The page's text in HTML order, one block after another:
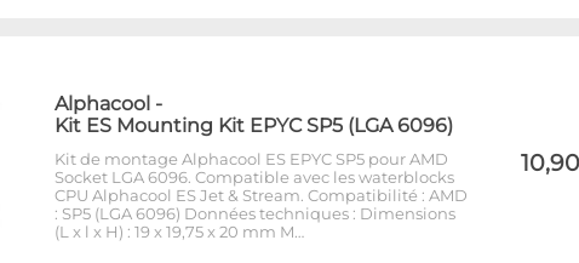
Alphacool -
Kit ES Mounting Kit EPYC SP5 (LGA 6096)
Kit de montage Alphacool ES EPYC SP5 pour AMD
Socket LGA 6096. Compatible avec les waterblocks
CPU Alphacool ES Jet & Stream. Compatibilité : AMD
: SP5 (LGA 6096) Données techniques : Dimensions
(L x l x H) : 19 x 19,75 x 20 mm M…